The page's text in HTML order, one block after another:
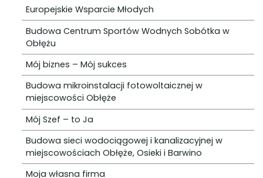
Europejskie Wsparcie Młodych
Budowa Centrum Sportów Wodnych Sobótka w
Obłężu
Mój biznes – Mój sukces
Budowa mikroinstalacji fotowoltaicznej w
miejscowości Obłęże
Mój Szef – to Ja
Budowa sieci wodociągowej i kanalizacyjnej w
miejscowościach Obłęże, Osieki i Barwino
Moja własna firma